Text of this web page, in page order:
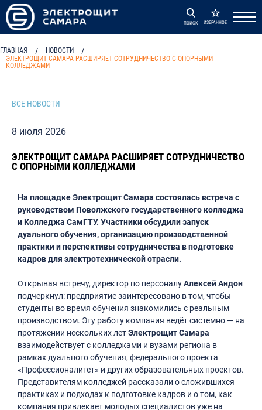
ПОИСК ИЗБРАННОЕ
ГЛАВНАЯ / НОВОСТИ /
ЭЛЕКТРОЩИТ САМАРА РАСШИРЯЕТ СОТРУДНИЧЕСТВО С ОПОРНЫМИ
КОЛЛЕДЖАМИ
ВСЕ НОВОСТИ
8 июля 2026
ЭЛЕКТРОЩИТ САМАРА РАСШИРЯЕТ СОТРУДНИЧЕСТВО
С ОПОРНЫМИ КОЛЛЕДЖАМИ
На площадке Электрощит Самара состоялась встреча с
руководством Поволжского государственного колледжа
и Колледжа СамГТУ. Участники обсудили запуск
дуального обучения, организацию производственной
практики и перспективы сотрудничества в подготовке
кадров для электротехнической отрасли.
Открывая встречу, директор по персоналуАлексей Андон
подчеркнул: предприятие заинтересовано в том, чтобы
студенты во время обучения знакомились с реальным
производством. Эту работу компания ведёт системно — на
протяжении нескольких летЭлектрощит Самара
взаимодействует с колледжами и вузами региона в
рамках дуального обучения, федерального проекта
«Профессионалитет» и других образовательных проектов.
Представителям колледжей рассказали о сложившихся
практиках и подходах к подготовке кадров и о том, как
компания привлекает молодых специалистов уже на